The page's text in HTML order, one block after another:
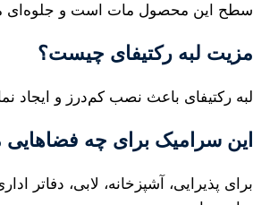
سطح این محصول مات است و جلوه‌ای
مزیت لبه رکتیفای چیست؟
لبه رکتیفای باعث نصب کم‌درز و ایجاد
این سرامیک برای چه
برای پذیرایی، آشپزخانه، لابی، دفاتر